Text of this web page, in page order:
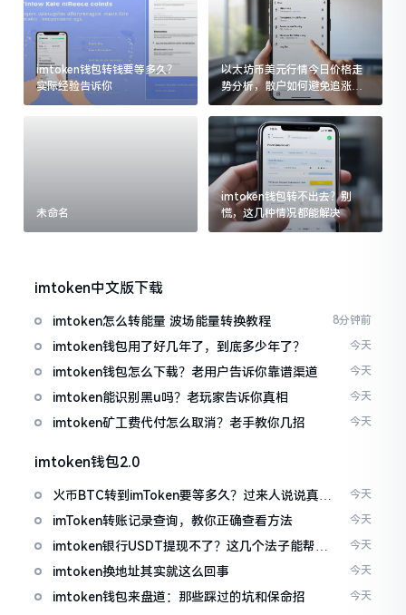
imtoken钱包转钱要等多久？
实际经验告诉你
以太坊币美元行情今日价格走
势分析，散户如何避免追涨杀
跌被套牢
未命名
imtoken钱包转不出去？别
慌，这几种情况都能解决
imtoken中文版下载
imtoken怎么转能量 波场能量转换教程 8分钟前
imtoken钱包用了好几年了，到底多少年了？ 今天
imtoken钱包怎么下载？老用户告诉你靠谱渠道 今天
imtoken能识别黑u吗？老玩家告诉你真相 今天
imtoken矿工费代付怎么取消？老手教你几招 今天
imtoken钱包2.0
火币BTC转到imToken要等多久？过来人说说真实
情况
今天
imToken转账记录查询，教你正确查看方法 今天
imtoken银行USDT提现不了？这几个法子能帮你
搞定
今天
imtoken换地址其实就这么回事 今天
imtoken钱包来盘道：那些踩过的坑和保命招 今天